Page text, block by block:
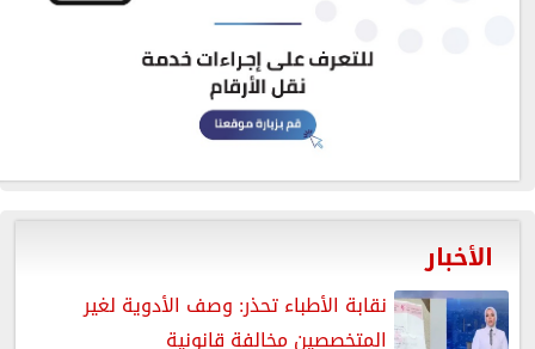
الأخبار
نقابة الأطباء تحذر: وصف الأدوية لغير
المتخصصين مخالفة قانونية